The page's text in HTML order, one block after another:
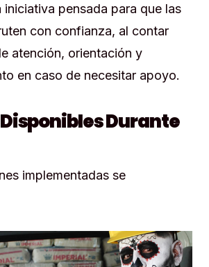
iniciativa pensada para que las
con confianza, al contar
atención, orientación y
en caso de necesitar apoyo.
Durante
implementadas se